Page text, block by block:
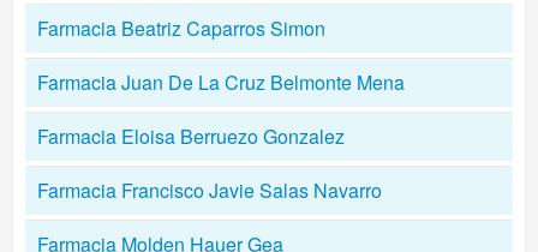
Farmacia Beatriz Caparros Simon
Farmacia Juan De La Cruz Belmonte Mena
Farmacia Eloisa Berruezo Gonzalez
Farmacia Francisco Javie Salas Navarro
Farmacia Molden Hauer Gea